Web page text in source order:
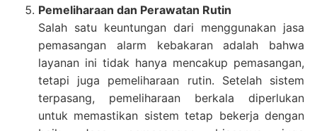
Pemeliharaan dan Perawatan Rutin
Salah satu keuntungan dari menggunakan jasa
pemasangan alarm kebakaran adalah bahwa
layanan ini tidak hanya mencakup pemasangan,
tetapi juga pemeliharaan rutin. Setelah sistem
terpasang, pemeliharaan berkala diperlukan
untuk memastikan sistem tetap bekerja dengan